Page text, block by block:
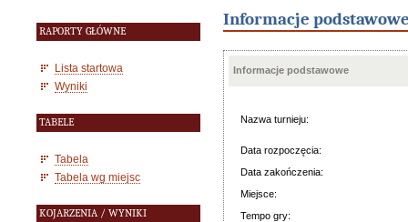
RAPORTY GŁÓWNE
Lista startowa
Wyniki
TABELE
Tabela
Tabela wg miejsc
KOJARZENIA / WYNIKI
Informacje
Informacje podstawowe
Nazwa turnieju:
Data rozpoczęcia:
Data zakończenia:
Miejsce:
Tempo gry: